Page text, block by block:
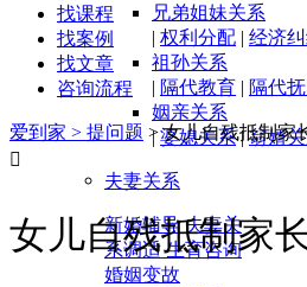
兄弟姐妹关系
| 权利分配 | 经济
祖孙关系
| 隔代教育 | 隔代
姻亲关系
|婆媳关系|翁婿
夫妻关系
新婚辅导夫妻关
系调适生育咨询
婚姻变故
找课程
找案例
找文章
咨询流程
爱到家 > 提问题 >女儿自残抵制家

女儿自残抵制家